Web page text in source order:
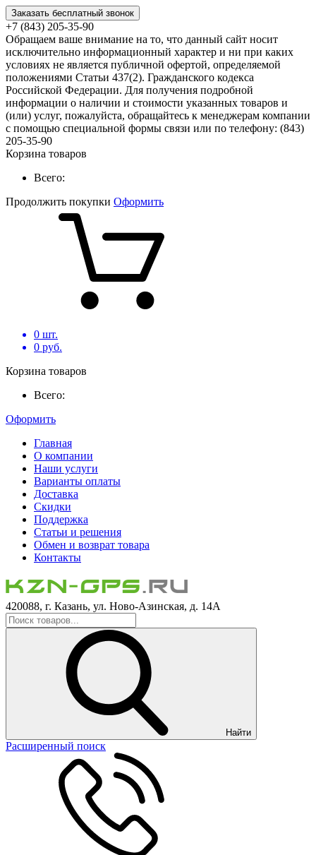
Заказать бесплатный звонок
+7 (843) 205-35-90
Обращаем ваше внимание на то, что данный сайт носит
исключительно информационный характер и ни при каких
условиях не является публичной офертой, определяемой
положениями Статьи 437(2). Гражданского кодекса
Российской Федерации. Для получения подробной
информации о наличии и стоимости указанных товаров и
(или) услуг, пожалуйста, обращайтесь к менеджерам компании
с помощью специальной формы связи или по телефону: (843)
205-35-90
Корзина товаров
Всего:
Продолжить покупки Оформить
0 шт.
0 руб.
Корзина товаров
Всего:
Оформить
Главная
О компании
Наши услуги
Варианты оплаты
Доставка
Скидки
Поддержка
Статьи и решения
Обмен и возврат товара
Контакты
420088, г. Казань, ул. Ново-Азинская, д. 14А
Найти
Расширенный поиск